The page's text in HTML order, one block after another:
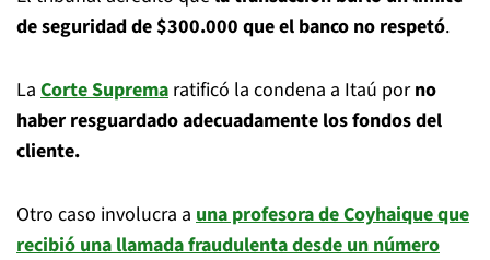
de seguridad de $300.000 que el banco no respetó.
La Corte Suprema ratificó la condena a Itaú porno
haber resguardado adecuadamente los fondos del
cliente.
Otro caso involucra a una profesora de Coyhaique que
recibió una llamada fraudulenta desde un número